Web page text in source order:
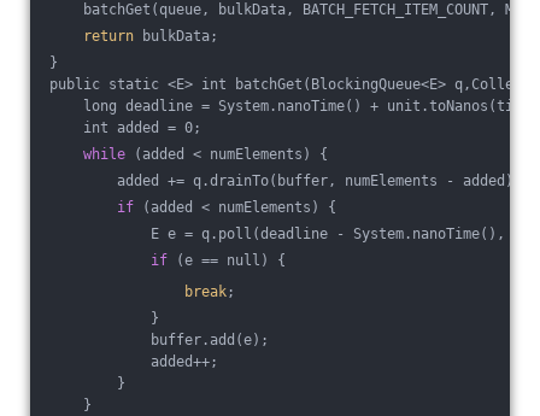
batchGet(queue, bulkData, BATCH_FETCH_ITEM_COUNT,
return bulkData;
}
public static <E> int batchGet(BlockingQueue<E>
long deadline = System.nanoTime() +
int added = 0;
while (added < numElements) {
added += q.drainTo(buffer, numElements - added);
if (added < numElements) {
E e = q.poll(deadline - System.nanoTime(),
if (e == null) {
break;
}
buffer.add(e);
added++;
}
}